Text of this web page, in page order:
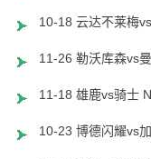
10-18 云达不莱梅
11-26 勒沃库森vs
11-18 雄鹿vs骑士
10-23 博德闪耀vs